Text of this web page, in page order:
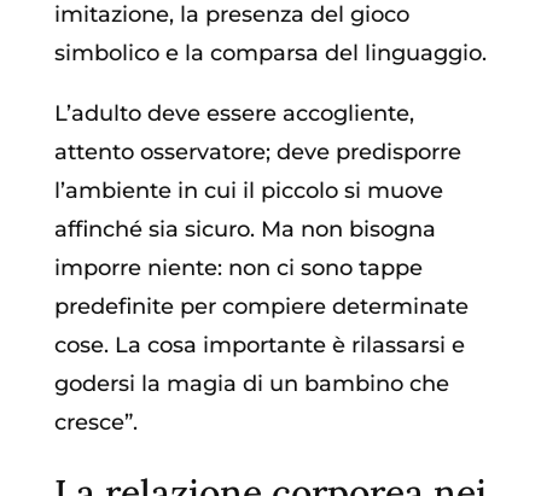
imitazione, la presenza del gioco
simbolico e la comparsa del linguaggio.
L’adulto deve essere accogliente,
attento osservatore; deve predisporre
l’ambiente in cui il piccolo si muove
affinché sia sicuro. Ma non bisogna
imporre niente: non ci sono tappe
predefinite per compiere determinate
cose. La cosa importante è rilassarsi e
godersi la magia di un bambino che
cresce”.